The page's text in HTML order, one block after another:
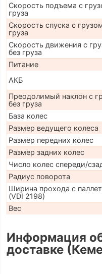
Скорость подъема с
груза
Скорость спуска с
груза
Скорость движения с
без груза
Питание
АКБ
Преодолимый наклон с
без груза
База колес
Размер ведущего колеса
Размер передних колес
Размер задних колес
Число колес спереди/
Радиус поворота
Ширина прохода с
(VDI 2198)
Вес
Информация
доставке